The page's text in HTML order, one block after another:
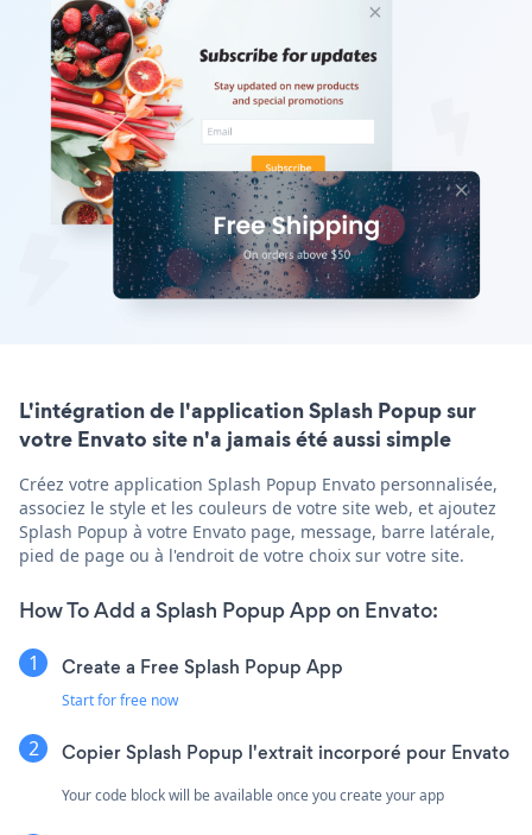
L'intégration de l'application Splash Popup sur
votre Envato site n'a jamais été aussi simple
Créez votre application Splash Popup Envato personnalisée,
associez le style et les couleurs de votre site web, et ajoutez
Splash Popup à votre Envato page, message, barre latérale,
pied de page ou à l'endroit de votre choix sur votre site.
How To Add a Splash Popup App on Envato:
Create a Free Splash Popup App
Start for free now
Copier Splash Popup l'extrait incorporé pour Envato
Your code block will be available once you create your app